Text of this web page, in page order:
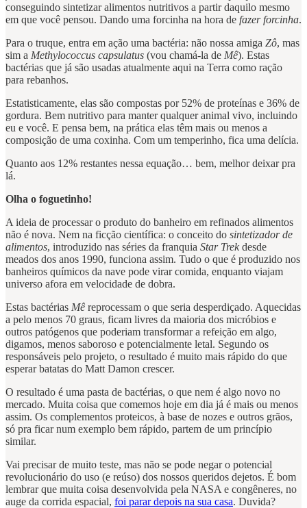
conseguindo sintetizar alimentos nutritivos a partir daquilo mesmo
em que você pensou. Dando uma forcinha na hora de fazer forcinha.
Para o truque, entra em ação uma bactéria: não nossa amiga Zô, mas
sim a Methylococcus capsulatus (vou chamá-la de Mê). Estas
bactérias que já são usadas atualmente aqui na Terra como ração
para rebanhos.
Estatisticamente, elas são compostas por 52% de proteínas e 36% de
gordura. Bem nutritivo para manter qualquer animal vivo, incluindo
eu e você. E pensa bem, na prática elas têm mais ou menos a
composição de uma coxinha. Com um temperinho, fica uma delícia.
Quanto aos 12% restantes nessa equação… bem, melhor deixar pra
lá.
Olha o foguetinho!
A ideia de processar o produto do banheiro em refinados alimentos
não é nova. Nem na ficção científica: o conceito do sintetizador de
alimentos, introduzido nas séries da franquia Star Trek desde
meados dos anos 1990, funciona assim. Tudo o que é produzido nos
banheiros químicos da nave pode virar comida, enquanto viajam
universo afora em velocidade de dobra.
Estas bactérias Mê reprocessam o que seria desperdiçado. Aquecidas
a pelo menos 70 graus, ficam livres da maioria dos micróbios e
outros patógenos que poderiam transformar a refeição em algo,
digamos, menos saboroso e potencialmente letal. Segundo os
responsáveis pelo projeto, o resultado é muito mais rápido do que
esperar batatas do Matt Damon crescer.
O resultado é uma pasta de bactérias, o que nem é algo novo no
mercado. Muita coisa que comemos hoje em dia já é mais ou menos
assim. Os complementos proteicos, à base de nozes e outros grãos,
só pra ficar num exemplo bem rápido, partem de um princípio
similar.
Vai precisar de muito teste, mas não se pode negar o potencial
revolucionário do uso (e reúso) dos nossos queridos dejetos. É bom
lembrar que muita coisa desenvolvida pela NASA e congêneres, no
auge da corrida espacial, foi parar depois na sua casa. Duvida?